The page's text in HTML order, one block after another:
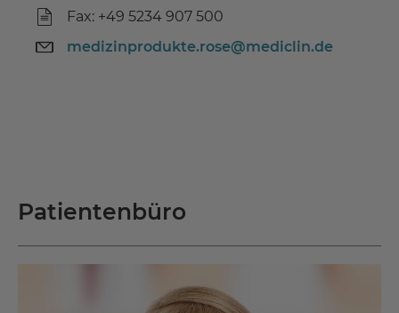
Fax: +49 5234 907 500
medizinprodukte.rose@mediclin.de
Patientenbüro